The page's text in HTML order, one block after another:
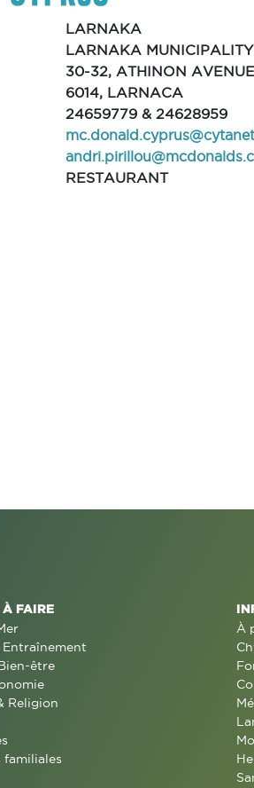
LARNAKA
LARNAKA MUNICIPALITY
30-32, ATHINON
6014, LARNACA
24659779 & 24628959
RESTAURANT
À FAIRE
Entraînement
être
Religion
À